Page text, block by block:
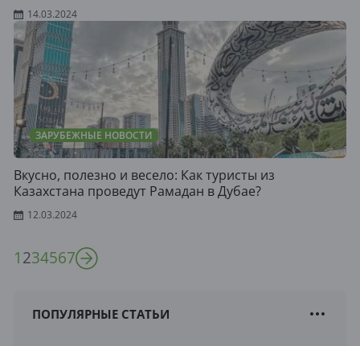
14.03.2024
ЗАРУБЕЖНЫЕ НОВОСТИ
Вкусно, полезно и весело: Как туристы из
Казахстана проведут Рамадан в Дубае?
12.03.2024
1234567
ПОПУЛЯРНЫЕ СТАТЬИ